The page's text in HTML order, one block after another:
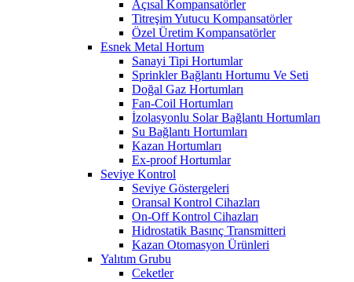
Açısal Kompansatörler
Titreşim Yutucu Kompansatörler
Özel Üretim Kompansatörler
Esnek Metal Hortum
Sanayi Tipi Hortumlar
Sprinkler Bağlantı Hortumu Ve Seti
Doğal Gaz Hortumları
Fan-Coil Hortumları
İzolasyonlu Solar Bağlantı Hortumları
Su Bağlantı Hortumları
Kazan Hortumları
Ex-proof Hortumlar
Seviye Kontrol
Seviye Göstergeleri
Oransal Kontrol Cihazları
On-Off Kontrol Cihazları
Hidrostatik Basınç Transmitteri
Kazan Otomasyon Ürünleri
Yalıtım Grubu
Ceketler